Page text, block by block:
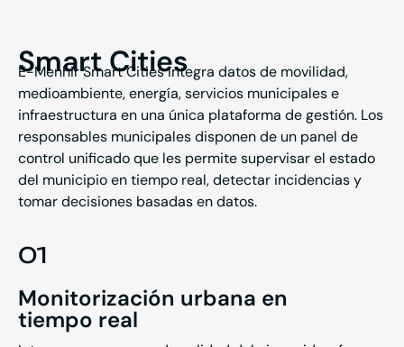
Smart Cities
E-Menhir Smart Cities integra datos de movilidad,
medioambiente, energía, servicios municipales e
infraestructura en una única plataforma de gestión. Los
responsables municipales disponen de un panel de
control unificado que les permite supervisar el estado
del municipio en tiempo real, detectar incidencias y
tomar decisiones basadas en datos.
01
Monitorización urbana en
tiempo real